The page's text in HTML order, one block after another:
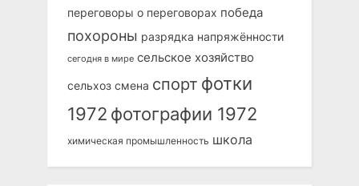
переговоры о переговорах победа
похороны разрядка напряжённости
сегодня в мире сельское хозяйство
сельхоз смена спорт фотки
1972 фотографии 1972
химическая промышленность школа